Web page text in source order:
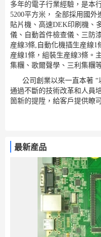
多年的電子行業經驗，是本
5200平方米， 全部採用國外
貼片機、高速DEK印刷機、
儀、自動首件檢查儀、三防
産線3條,自動化機插生産線
産線1條，組裝生産線3條。
集糰、歌爾聲學、三利集糰
公司創業以來一直本著 “
通過不斷的技術改革和人員
箇新的提陞，給客戶提供瞭
最新産品